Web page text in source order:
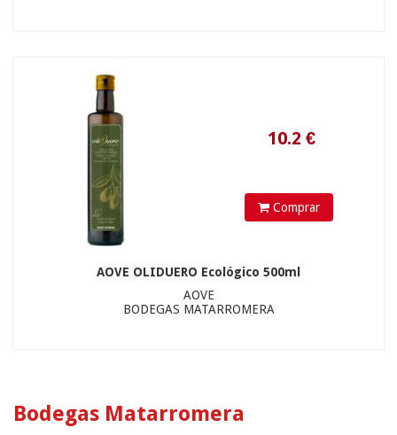
Comprar
AOVE OLIDUERO Ecológico 500ml
AOVE
BODEGAS MATARROMERA
Bodegas Matarromera